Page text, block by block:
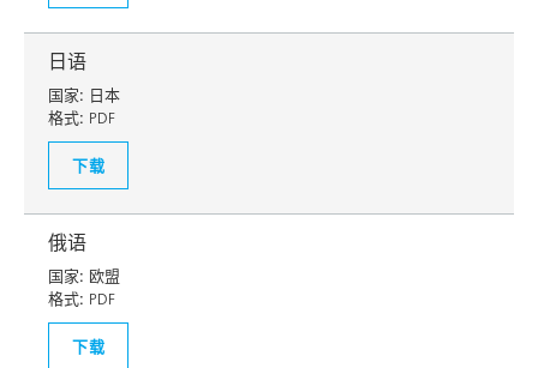
日语
国家: 日本
格式: PDF
下载
俄语
国家: 欧盟
格式: PDF
下载